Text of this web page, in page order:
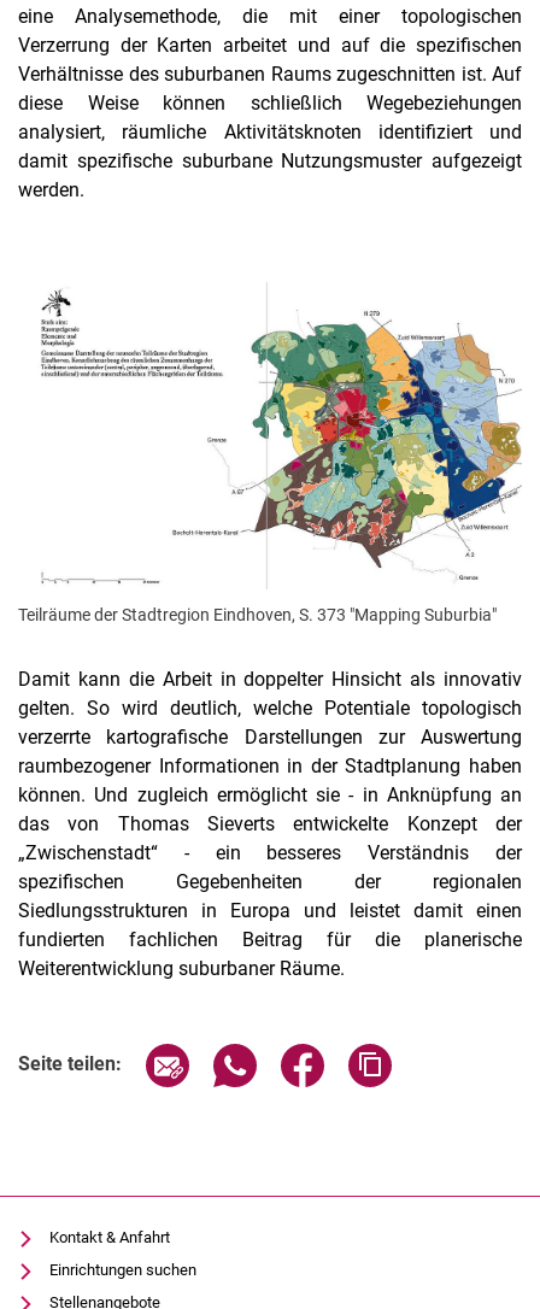
eine Analysemethode, die mit einer topologischen
Verzerrung der Karten arbeitet und auf die spezifischen
Verhältnisse des suburbanen Raums zugeschnitten ist. Auf
diese Weise können schließlich Wegebeziehungen
analysiert, räumliche Aktivitätsknoten identifiziert und
damit spezifische suburbane Nutzungsmuster aufgezeigt
werden.
Teilräume der Stadtregion Eindhoven, S. 373 "Mapping Suburbia"
Damit kann die Arbeit in doppelter Hinsicht als innovativ
gelten. So wird deutlich, welche Potentiale topologisch
verzerrte kartografische Darstellungen zur Auswertung
raumbezogener Informationen in der Stadtplanung haben
können. Und zugleich ermöglicht sie - in Anknüpfung an
das von Thomas Sieverts entwickelte Konzept der
„Zwischenstadt“ - ein besseres Verständnis der
spezifischen Gegebenheiten der regionalen
Siedlungsstrukturen in Europa und leistet damit einen
fundierten fachlichen Beitrag für die planerische
Weiterentwicklung suburbaner Räume.
Seite teilen: Seite über E-Mail teilen
Seite über WhatsApp teilen
Seite über Facebook
Kontakt & Anfahrt
Einrichtungen suchen
Stellenangebote